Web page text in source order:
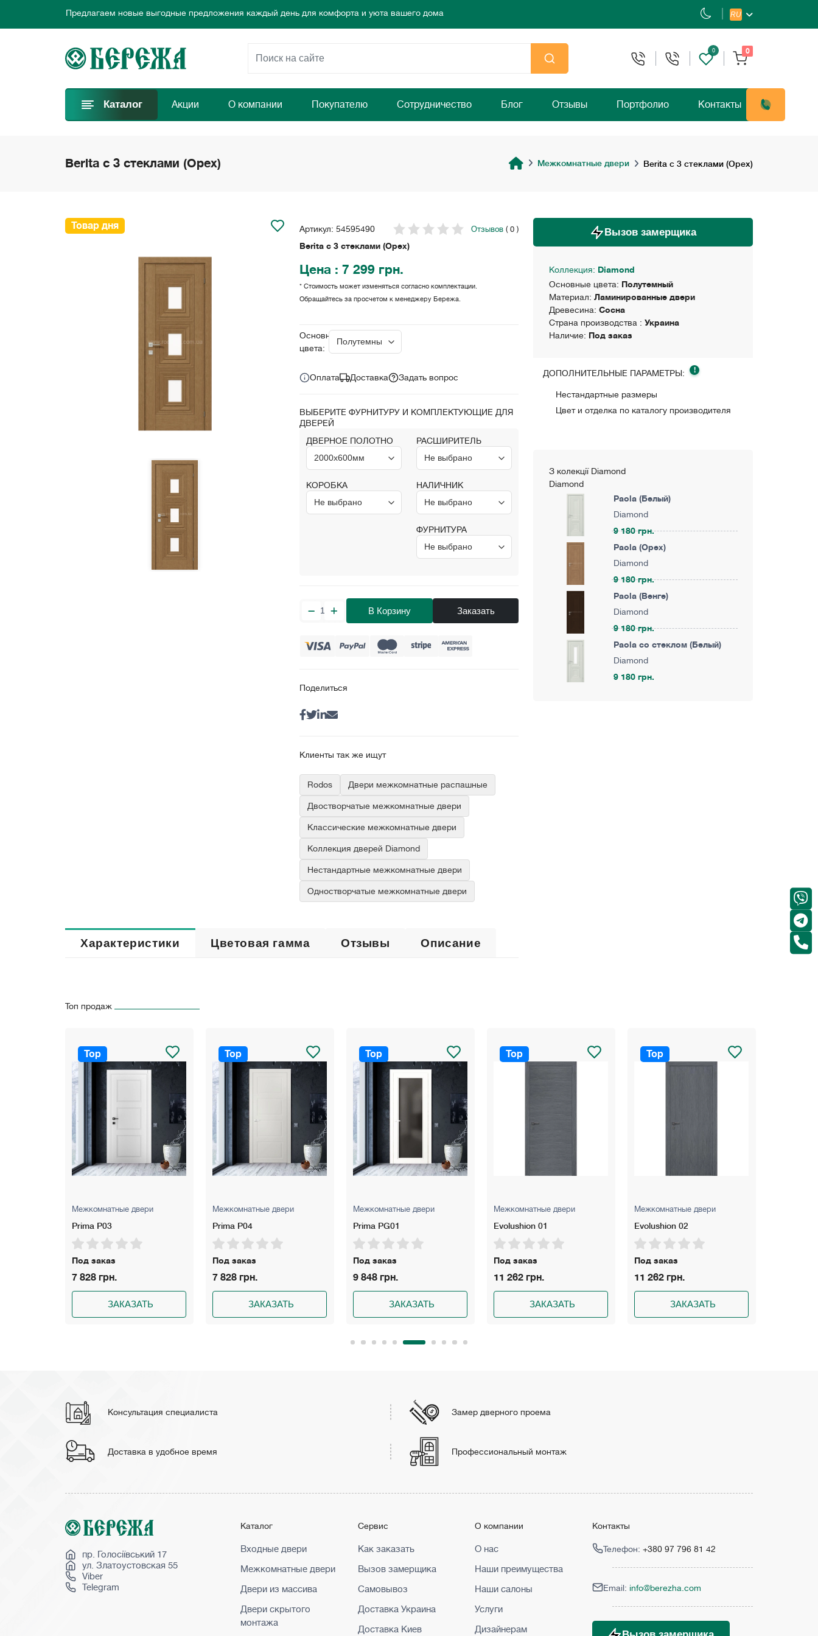
Выбирайте самые лучшие двери и заказывайте прямо сейчас!
Добро пожаловать в интернет-магазин дверей Бережа!
Предлагаем новые выгодные предложения каждый день для комфорта и уюта вашего дома
Выбирайте самые лучшие двери и заказывайте прямо сейчас!
RU
0 0
Каталог Акции О компании Покупателю Сотрудничество Блог Отзывы Портфолио Контакты
Berita с 3 стеклами (Орех) Межкомнатные двери Berita с 3 стеклами (Орех)
Товар дня Артикул: 54595490 Отзывов ( 0 )
Berita с 3 стеклами (Орех)
Цена : 7 299 грн.
* Стоимость может изменяться согласно комплектации.
Обращайтесь за просчетом к менеджеру Бережа.
Основные
цвета:
Оплата Доставка Задать вопрос
ВЫБЕРИТЕ ФУРНИТУРУ И КОМПЛЕКТУЮЩИЕ ДЛЯ
ДВЕРЕЙ
ДВЕРНОЕ ПОЛОТНО
КОРОБКА
РАСШИРИТЕЛЬ
НАЛИЧНИК
ФУРНИТУРА
В Корзину Заказать
Поделиться
Клиенты так же ищут
Rodos Двери межкомнатные распашные
Двостворчатые межкомнатные двери
Классические межкомнатные двери
Коллекция дверей Diamond
Нестандартные межкомнатные двери
Одностворчатые межкомнатные двери
Вызов замерщика
Коллекция: Diamond
Основные цвета: Полутемный
Материал: Ламинированные двери
Древесина: Сосна
Страна производства : Украина
Наличие: Под заказ
ДОПОЛНИТЕЛЬНЫЕ ПАРАМЕТРЫ: !
Нестандартные размеры
Цвет и отделка по каталогу производителя
З колекції Diamond
Diamond
Paola (Белый)
Diamond
9 180 грн.
Paola (Орех)
Diamond
9 180 грн.
Paola (Венге)
Diamond
9 180 грн.
Paola со стеклом (Белый)
Diamond
9 180 грн.
Характеристики Цветовая гамма Отзывы Описание
Топ продаж
Межкомнатные двери
Под заказ
7 828 грн.
ЗАКАЗАТЬ
Межкомнатные двери
Под заказ
7 828 грн.
ЗАКАЗАТЬ
Межкомнатные двери
Prima PG01
Под заказ
9 848 грн.
ЗАКАЗАТЬ
Межкомнатные двери
Evolushion 01
Под заказ
11 262 грн.
ЗАКАЗАТЬ
Межкомнатные двери
Evolushion 02
Под заказ
11 262 грн.
ЗАКАЗАТЬ
Консультация специалиста Замер дверного проема
Доставка в удобное время Профессиональный монтаж
пр. Голосіївський 17
ул. Златоустовская 55
Viber
Telegram
Каталог
Входные двери
Межкомнатные двери
Двери из массива
Двери скрытого
монтажа
Сервис
Как заказать
Вызов замерщика
Самовывоз
Доставка Украина
Доставка Киев
О компании
О нас
Наши преимущества
Наши салоны
Услуги
Дизайнерам
Контакты
Телефон: +380 97 796 81 42
Email: info@berezha.com